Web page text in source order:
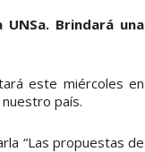
Brindará una
este miércoles en
país.
“Las propuestas de